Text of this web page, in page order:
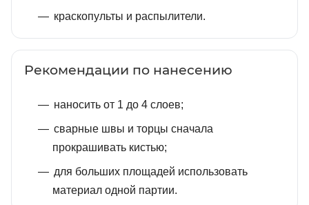
краскопульты и распылители.
Рекомендации по нанесению
наносить от 1 до 4 слоев;
сварные швы и торцы сначала
прокрашивать кистью;
для больших площадей использовать
материал одной партии.